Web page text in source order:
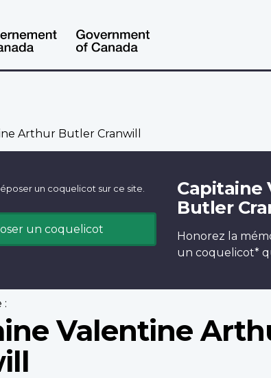
Arthur Butler Cranwill
un coquelicot sur ce site.
un coquelicot
Capitaine
Butler
Honorez la
un coquelicot*
:
Valentine